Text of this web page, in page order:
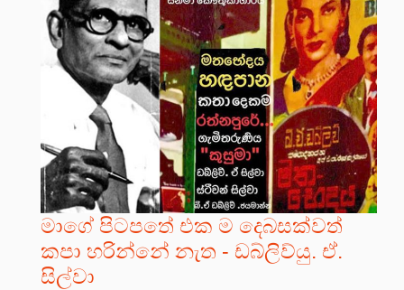
මාගේ පිටපතේ එක ම දෙබසක්වත්
කපා හරින්නේ නැත - ඩබ්ලිව්යු. ඒ.
සිල්වා